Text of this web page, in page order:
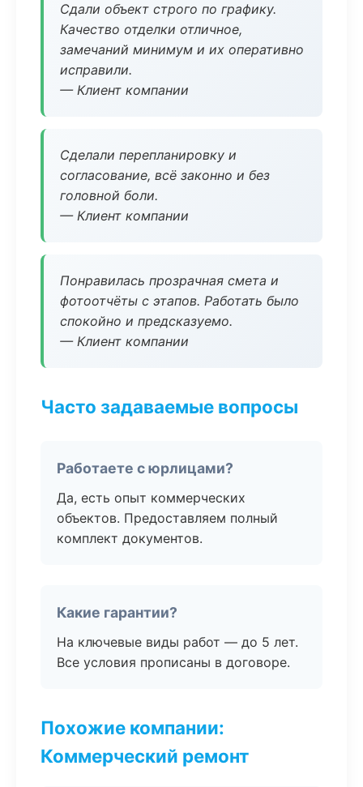
Сдали объект строго по графику.
Качество отделки отличное,
замечаний минимум и их оперативно
исправили.
— Клиент компании
Сделали перепланировку и
согласование, всё законно и без
головной боли.
— Клиент компании
Понравилась прозрачная смета и
фотоотчёты с этапов. Работать было
спокойно и предсказуемо.
— Клиент компании
Часто задаваемые вопросы
Работаете с юрлицами?
Да, есть опыт коммерческих
объектов. Предоставляем полный
комплект документов.
Какие гарантии?
На ключевые виды работ — до 5 лет.
Все условия прописаны в договоре.
Похожие компании:
Коммерческий ремонт